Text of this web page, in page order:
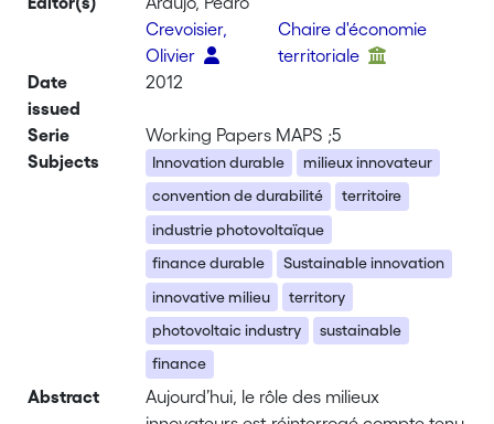
Crevoisier,
Olivier
Chaire d'économie
territoriale
Date
issued
2012
Serie
Working Papers MAPS ;5
Subjects
Innovation durable
milieux innovateur
convention de durabilité
territoire
industrie photovoltaïque
finance durable
Sustainable innovation
innovative milieu
territory
photovoltaic industry
sustainable
finance
Abstract
Aujourd’hui, le rôle des milieux